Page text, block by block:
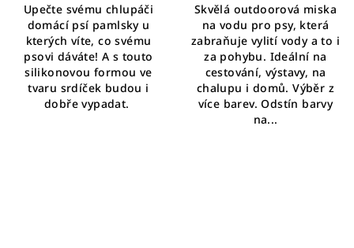
z
5
hvězdiček.
Upečte svému chlupáči
domácí psí pamlsky u
kterých víte, co svému
psovi dáváte! A s touto
silikonovou formou ve
tvaru srdíček budou i
dobře vypadat.
Skvělá outdoorová miska
na vodu pro psy, která
zabraňuje vylití vody a to i
za pohybu. Ideální na
cestování, výstavy, na
chalupu i domů. Výběr z
více barev. Odstín barvy
na...